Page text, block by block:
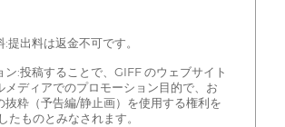
提出料は返金不可です。
ン:投稿することで、GIFF のウェブサイト
メディアでのプロモーション目的で、お
抜粋（予告編/静止画）を使用する権利を
たものとみなされます。